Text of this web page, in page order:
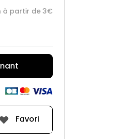
à partir de 3€
Favori